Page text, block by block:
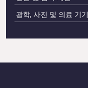
광학, 사진 및 의료 기기